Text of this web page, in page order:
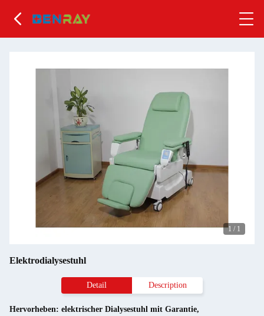
1 / 1
Elektrodialysestuhl
Detail Description
Hervorheben: elektrischer Dialysestuhl mit Garantie,